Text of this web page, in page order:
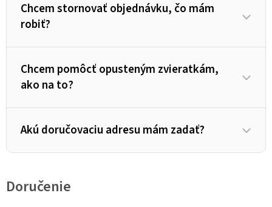
Chcem stornovať objednávku, čo mám
robiť?
Chcem pomôcť opusteným zvieratkám,
ako na to?
Akú doručovaciu adresu mám zadať?
Doručenie